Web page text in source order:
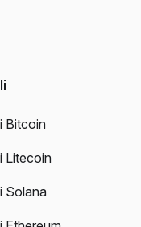
Bitcoin
Litecoin
Solana